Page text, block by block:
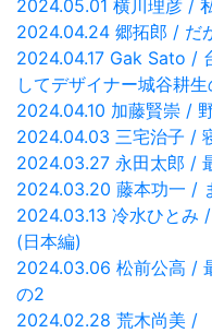
2024.05.01 横川理彦 /
2024.04.24 郷拓郎 / だ
2024.04.17 Gak Sato /
してデザイナー城谷耕生
2024.04.10 加藤賢崇 /
2024.04.03 三宅治子 /
2024.03.27 永田太郎 /
2024.03.20 藤本功一 /
2024.03.13 冷水ひとみ
(日本編)
2024.03.06 松前公高 /
の2
2024.02.28 荒木尚美 /